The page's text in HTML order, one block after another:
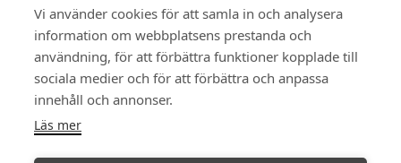
Vi använder cookies för att samla in och analysera
information om webbplatsens prestanda och
användning, för att förbättra funktioner kopplade till
sociala medier och för att förbättra och anpassa
innehåll och annonser.
Läs mer
FÖLJ OSS